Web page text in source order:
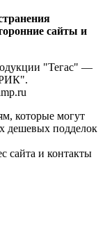
сайты и
"Тегас" —
которые могут
дешевых подделок
сайта и контакты